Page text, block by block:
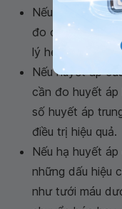
Nếu là lần đầu
đo ở cả 2 tay
lý hẹp động
Nếu huyết áp
cần đo huyết
số huyết áp
điều trị hiệu quả.
Nếu hạ huyết
những dấu hiệu
như tưới máu